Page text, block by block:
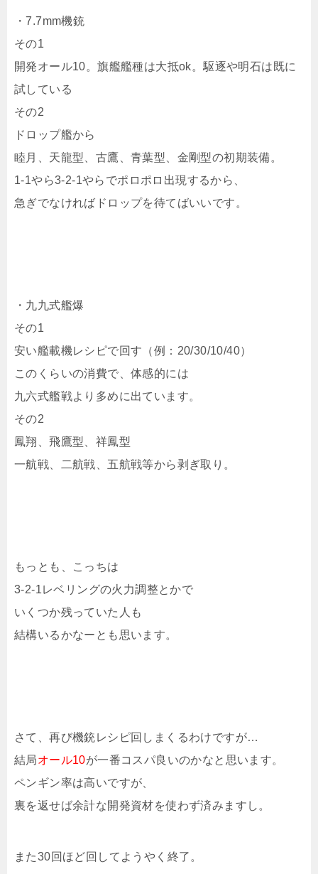
・7.7mm機銃
その1
開発オール10。旗艦艦種は大抵ok。駆逐や明石は既に
試している
その2
ドロップ艦から
睦月、天龍型、古鷹、青葉型、金剛型の初期装備。
1-1やら3-2-1やらでポロポロ出現するから、
急ぎでなければドロップを待てばいいです。
・九九式艦爆
その1
安い艦載機レシピで回す（例：20/30/10/40）
このくらいの消費で、体感的には
九六式艦戦より多めに出ています。
その2
鳳翔、飛鷹型、祥鳳型
一航戦、二航戦、五航戦等から剥ぎ取り。
もっとも、こっちは
3-2-1レベリングの火力調整とかで
いくつか残っていた人も
結構いるかなーとも思います。
さて、再び機銃レシピ回しまくるわけですが…
結局オール10が一番コスパ良いのかなと思います。
ペンギン率は高いですが、
裏を返せば余計な開発資材を使わず済みますし。
また30回ほど回してようやく終了。